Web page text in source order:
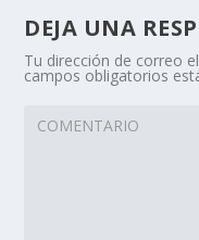
DEJA UNA
Tu dirección de correo
campos obligatorios